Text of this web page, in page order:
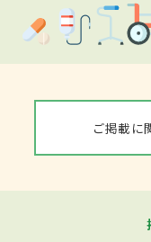
ご掲載に